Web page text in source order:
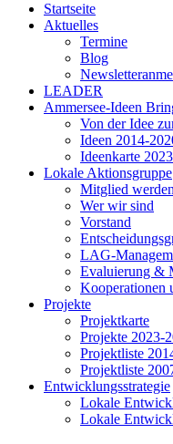
Startseite
Aktuelles
Termine
Blog
LEADER
Ammersee-Ideen
Von der Idee
Ideen 2014-
Ideenkarte
Lokale Aktionsgruppe
Mitglied werden
Wer wir sind
Vorstand
LAG-
Evaluierung &
Kooperationen
Projekte
Projektkarte
Projekte 2023-
Projektliste
Projektliste
Entwicklungsstrategie
Lokale
Lokale